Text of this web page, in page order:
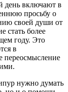
день включают в
просьбу о
своей души от
стать более
году. Это
в
переосмысление
нужно думать